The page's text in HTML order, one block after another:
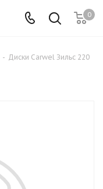
0
- Диски Carwel Зильс 220